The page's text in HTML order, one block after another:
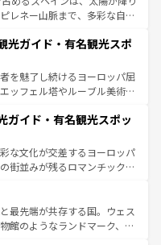
るまで、すべての瞬間を楽し
コンテンツ一覧を参照してほ
レネー山脈まで、多彩な自然
熱的なフラメンコ、熱気あふ
パスが生活の一部となってい
れた雰囲気や、バルセロナの
方では古代ローマ遺跡や中世
候が異なるスペインはその個
い。
光ガイド・有名観光スポ
を魅了し続けるヨーロッパ屈
ッフェル塔やルーブル美術館
る。華麗な宮殿、歴史的な大
豊かな自然が、訪れる者を心
スは美食の国としても知ら
無形文化遺産にも登録されて
多彩な楽しみ方が可能だ。さ
力が溢れており、どの街角に
ている。パリ以外の個性あふ
ガイド・有名観光スポッ
な文化が交差するヨーロッパ
街並みが残るロマンチック街
いても飽きることがない。ベ
ルン州のアルプスの絶景、そ
といった風景は必見。ビール
最先端が共存する国。ウェス
館のようなランドマーク、歴